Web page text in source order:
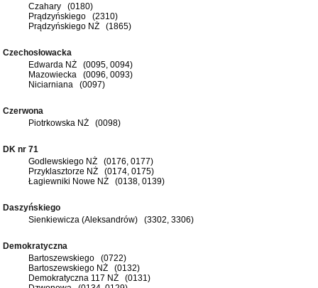
Czahary (0180)
Prądzyńskiego (2310)
Prądzyńskiego NŻ (1865)
Czechosłowacka
Edwarda NŻ (0095, 0094)
Mazowiecka (0096, 0093)
Niciarniana (0097)
Czerwona
Piotrkowska NŻ (0098)
DK nr 71
Godlewskiego NŻ (0176, 0177)
Przyklasztorze NŻ (0174, 0175)
Łagiewniki Nowe NŻ (0138, 0139)
Daszyńskiego
Sienkiewicza (Aleksandrów) (3302, 3306)
Demokratyczna
Bartoszewskiego (0722)
Bartoszewskiego NŻ (0132)
Demokratyczna 117 NŻ (0131)